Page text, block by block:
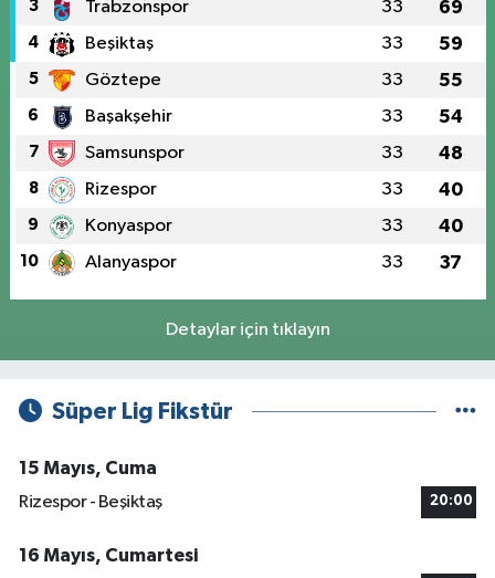
3 Trabzonspor 33 69
4 Beşiktaş 33 59
5 Göztepe 33 55
6 Başakşehir 33 54
7 Samsunspor 33 48
8 Rizespor 33 40
9 Konyaspor 33 40
10 Alanyaspor 33 37
Detaylar için tıklayın
Süper Lig Fikstür
15 Mayıs, Cuma
Rizespor - Beşiktaş
20:00
16 Mayıs, Cumartesi